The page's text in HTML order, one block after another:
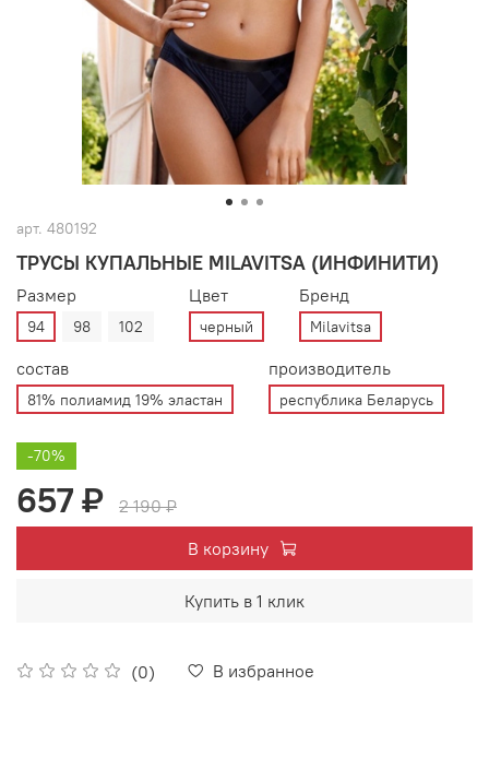
арт. 480192
ТРУСЫ КУПАЛЬНЫЕ MILAVITSA (ИНФИНИТИ)
(0) В избранное
Размер
94 98 102
Цвет
черный
Бренд
Milavitsa
состав
81% полиамид 19% эластан
производитель
республика Беларусь
-70%
657 ₽
2 190 ₽
В корзину
Купить в 1 клик